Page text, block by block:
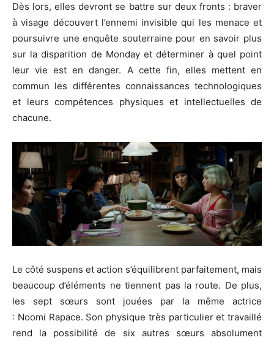
Dès lors, elles devront se battre sur deux fronts : braver
à visage découvert l’ennemi invisible qui les menace et
poursuivre une enquête souterraine pour en savoir plus
sur la disparition de Mondayet déterminer à quel point
leur vie est en danger. Acette fin, elles mettent en
commun les différentes connaissances technologiques
et leurs compétences physiques et intellectuelles de
chacune.
Le côté suspens et action s’équilibrent parfaitement, mais
beaucoup d’éléments ne tiennent pas la route. De plus,
les sept sœurs sont jouées par la même actrice
: Noomi Rapace. Son physique très particulier et travaillé
rend la possibilité de six autres sœurs absolument